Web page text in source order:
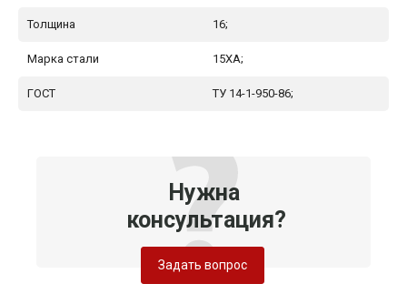
Толщина 16;
Марка стали 15ХА;
ГОСТ ТУ 14-1-950-86;
Нужна
консультация?
Задать вопрос